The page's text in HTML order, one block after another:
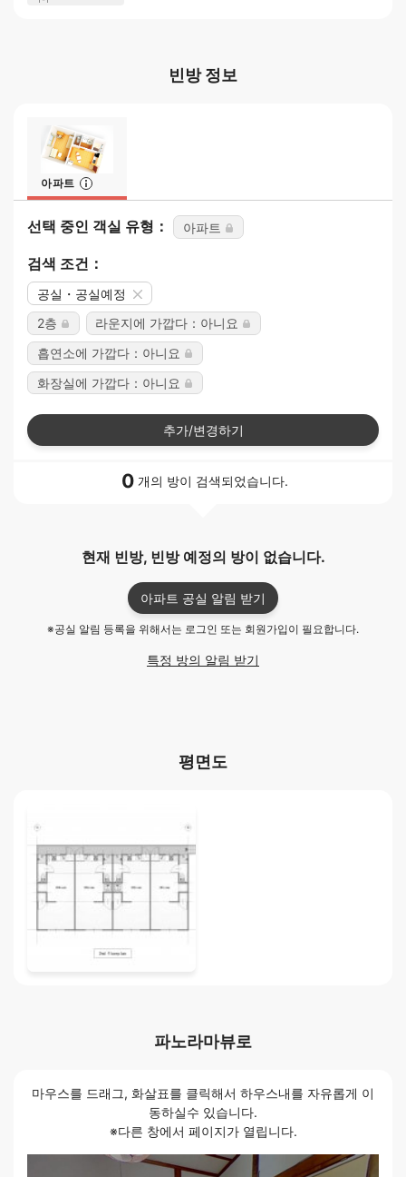
빈방 정보
아파트
선택 중인 객실 유형： 아파트
검색 조건：
공실・공실예정
2층
라운지에 가깝다：아니요
흡연소에 가깝다：아니요
화장실에 가깝다：아니요
추가/변경하기
0 개의 방이 검색되었습니다.
현재 빈방, 빈방 예정의 방이 없습니다.
아파트 공실 알림 받기
※공실 알림 등록을 위해서는 로그인 또는 회원가입이 필요합니다.
특정 방의 알림 받기
평면도
파노라마뷰로
마우스를 드래그, 화살표를 클릭해서 하우스내를 자유롭게 이
동하실수 있습니다.
※다른 창에서 페이지가 열립니다.